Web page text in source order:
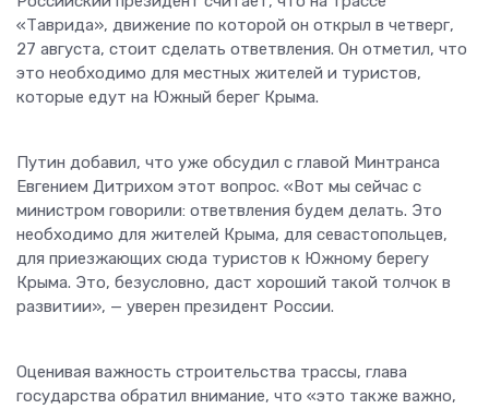
«Таврида», движение по которой он открыл в четверг,
27 августа, стоит сделать ответвления. Он отметил, что
это необходимо для местных жителей и туристов,
которые едут на Южный берег Крыма.
Путин добавил, что уже обсудил с главой Минтранса
Евгением Дитрихом этот вопрос. «Вот мы сейчас с
министром говорили: ответвления будем делать. Это
необходимо для жителей Крыма, для севастопольцев,
для приезжающих сюда туристов к Южному берегу
Крыма. Это, безусловно, даст хороший такой толчок в
развитии», — уверен президент России.
Оценивая важность строительства трассы, глава
государства обратил внимание, что «это также важно,